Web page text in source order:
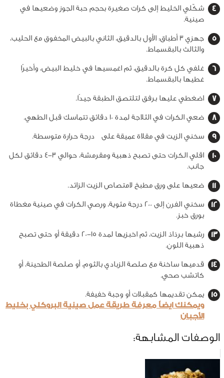
شكّلي الخليط إلى كرات صغيرة بحجم حبة الجوز وضعيها في
صينية.
جهزي 3 أطباق: الأول بالدقيق، الثاني بالبيض المخفوق مع الحليب،
والثالث بالبقسماط.
غلفي كل كرة بالدقيق، ثم اغمسيها في خليط البيض، وأخيرًا
غطيها بالبقسماط.
اضغطي عليها برفق لتلتصق الطبقة جيدًا.
ضعي الكرات في الثلاجة لمدة 10 دقائق تتماسك قبل الطهي.
سخني الزيت في مقلاة عميقة على درجة حرارة متوسطة.
اقلي الكرات حتى تصبح ذهبية ومقرمشة، حوالي 3-4 دقائق لكل
جانب.
ضعيها على ورق مطبخ لامتصاص الزيت الزائد.
سخني الفرن إلى 200 درجة مئوية، ورصي الكرات في صينية مغطاة
بورق خبز.
رشيها برذاذ الزيت، ثم اخبزيها لمدة 15-20 دقيقة أو حتى تصبح
ذهبية اللون.
قدميها ساخنة مع صلصة الزبادي بالثوم، أو صلصة الطحينة، أو
كاتشب صحي.
يمكن تقديمها كمقبلات أو وجبة خفيفة.
ويمكنك ايضاً معرفة طريقة عمل صينية البروكلي بخليط
الأجبان
الوصفات المشابهة: